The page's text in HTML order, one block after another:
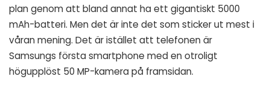
plan genom att bland annat ha ett gigantiskt 5000
mAh-batteri. Men det är inte det som sticker ut mest i
våran mening. Det är istället att telefonen är
Samsungs första smartphone med en otroligt
högupplöst 50 MP-kamera på framsidan.